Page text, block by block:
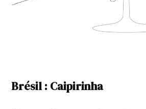
Brésil : Caipirinha